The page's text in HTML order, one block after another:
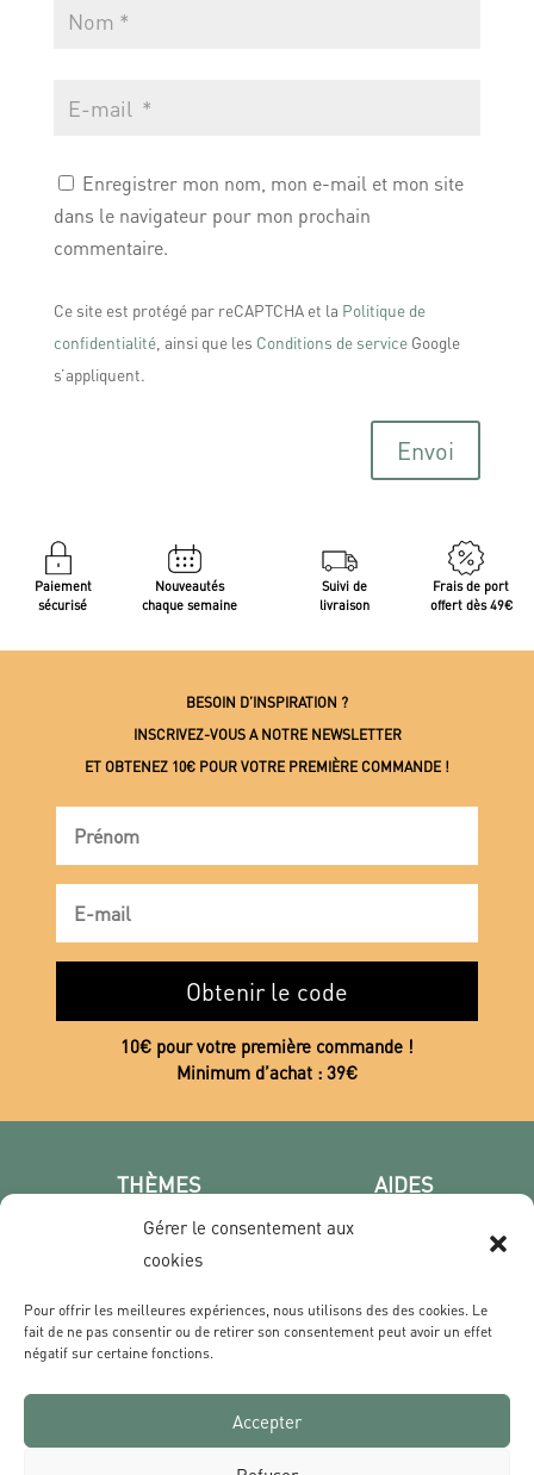
Gérer le consentement aux
cookies
Pour offrir les meilleures expériences, nous utilisons des des cookies. Le
fait de ne pas consentir ou de retirer son consentement peut avoir un effet
négatif sur certaine fonctions.
Accepter
Enregistrer mon nom, mon e-mail et mon site
dans le navigateur pour mon prochain
commentaire.
Ce site est protégé par reCAPTCHA et la Politique de
confidentialité, ainsi que les Conditions de serviceGoogle
s’appliquent.
Envoi
Paiement
sécurisé
Nouveautés
chaque semaine
Suivi de
livraison
Frais de port
offert dès 49€
BESOIN D’INSPIRATION ?
INSCRIVEZ-VOUS A NOTRE NEWSLETTER
ET OBTENEZ 10€ POUR VOTRE PREMIÈRE COMMANDE !
Obtenir le code
10€ pour votre première commande !
Minimum d’achat : 39€
THÈMES
Poster photo
Les villes
Film & Série
AIDES
Qui sommes nous ?
Livraisons & Retours